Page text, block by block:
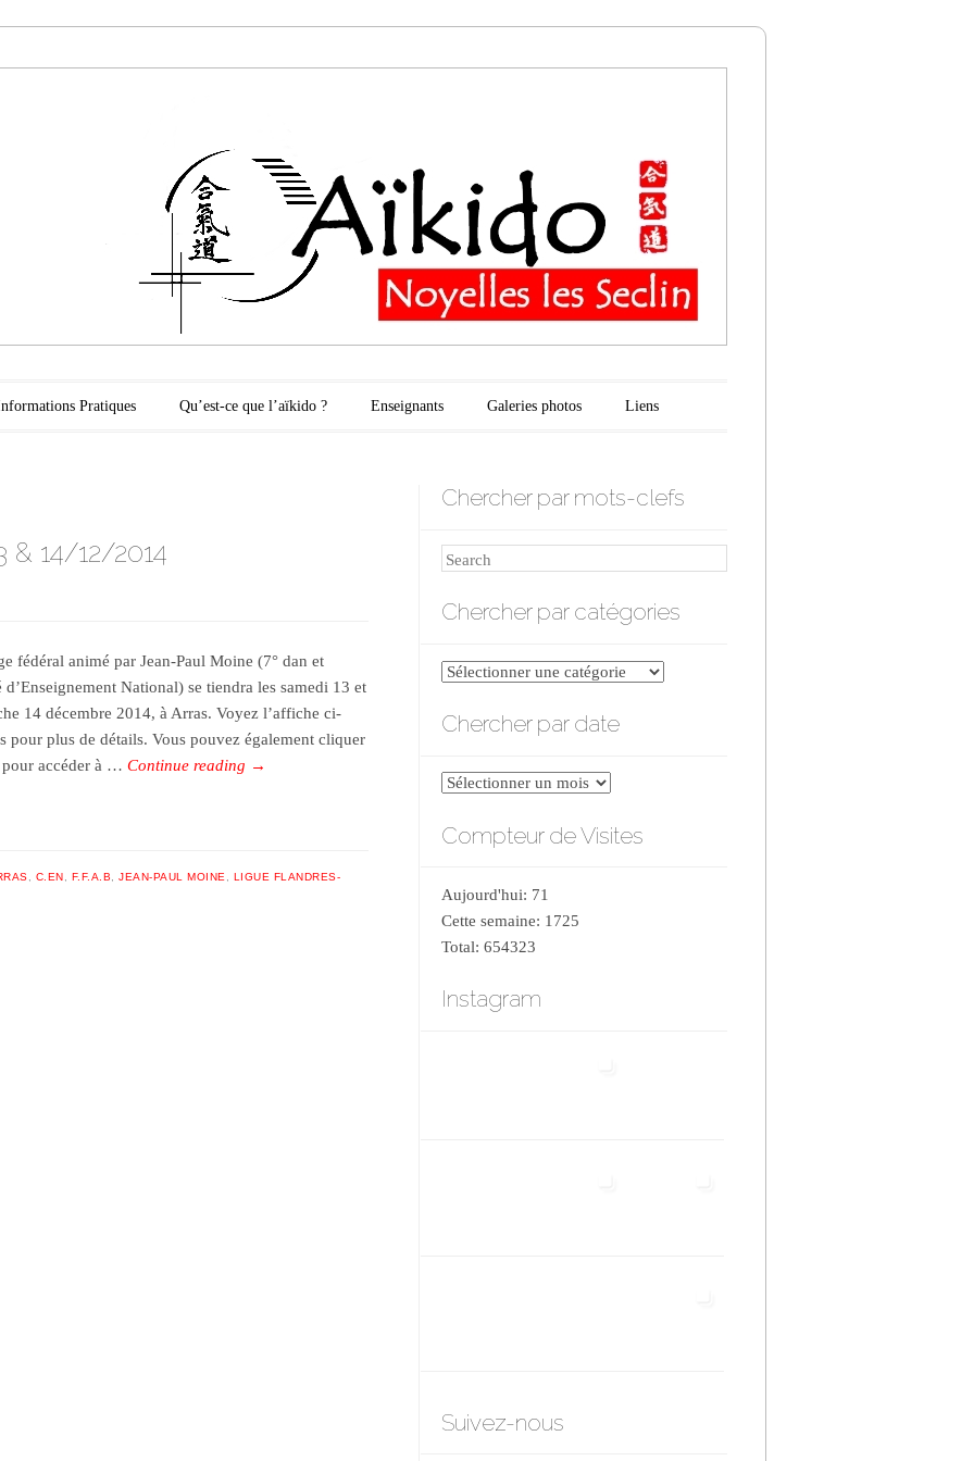
Pratiques Qu’est-ce que l’aïkido ? Enseignants Galeries photos Liens
& 14/12/2014
fédéral animé par Jean-Paul Moine (7° dan et
d’Enseignement National) se tiendra les samedi 13 et
14 décembre 2014, à Arras. Voyez l’affiche ci-
pour plus de détails. Vous pouvez également cliquer
pour accéder à …Continue reading →
C.EN F.F.A.B JEAN-PAUL MOINE LIGUE FLANDRES-
Chercher par mots-clefs
Search
Chercher par catégories
Chercher
catégories
Chercher par date
Chercher
date
Compteur de Visites
Aujourd'hui: 71
Cette semaine: 1725
Total: 654323
Instagram
Suivez-nous